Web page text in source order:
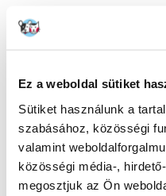
Ez a weboldal sütiket
Sütiket használunk a
szabásához, közösségi
valamint
közösségi média-,
megosztjuk az Ön
- Krónikus veseelégtelenség,
- Hasnyálmirigygyulladás.
- Hyperlipidaemia.